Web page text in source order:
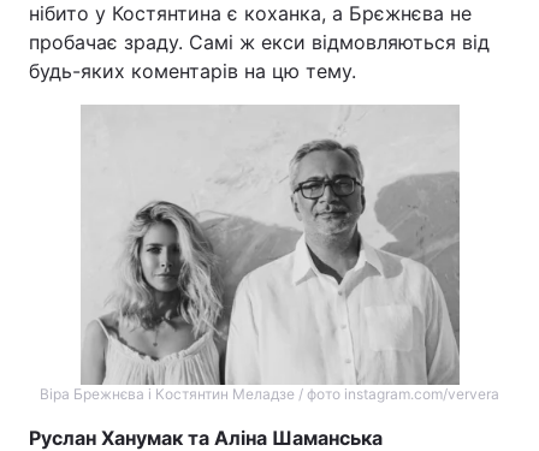
нібито у Костянтина є коханка, а Брєжнєва не
пробачає зраду. Самі ж екси відмовляються від
будь-яких коментарів на цю тему.
Віра Брежнєва і Костянтин Меладзе / фото instagram.com/ververa
Руслан Ханумак та Аліна Шаманська